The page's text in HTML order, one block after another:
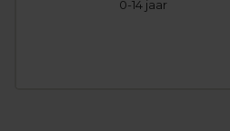
0-14 jaar